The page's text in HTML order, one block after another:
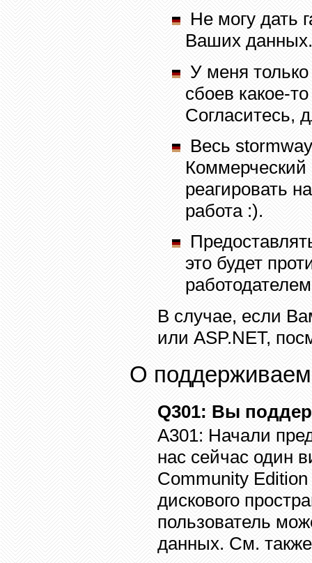
Не могу дать
Ваших
У меня
сбоев какое-
Согласитесь,
Весь
Коммерческий
реагировать
работа :).
это будет
В случае, если
или ASP.NET,
О
Q301: Вы
A301: Начали
нас сейчас один
Community Edition
дискового
пользователь
данных. См.